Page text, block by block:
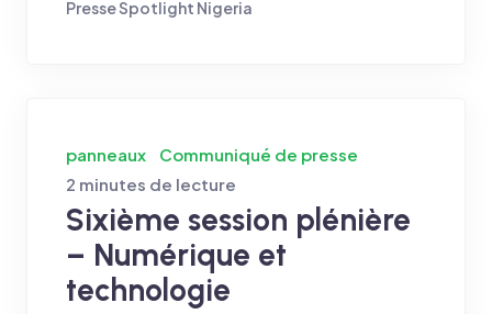
Presse Spotlight Nigeria
panneaux
Communiqué de presse
2 minutes de lecture
Sixième session plénière
– Numérique et
technologie